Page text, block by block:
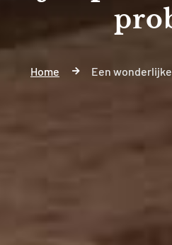
Home Een